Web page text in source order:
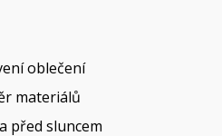
oblečení
materiálů
před sluncem